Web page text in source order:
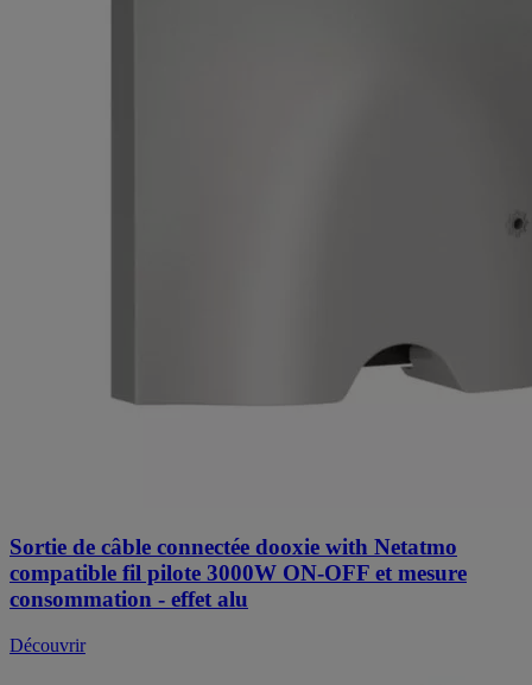
Sortie de câble connectée dooxie with Netatmo
compatible fil pilote 3000W ON-OFF et mesure
consommation - effet alu
Découvrir